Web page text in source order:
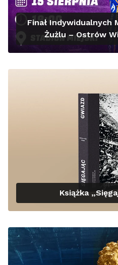
Finał Indywidualnych
Żużlu – Ostrów
Książka